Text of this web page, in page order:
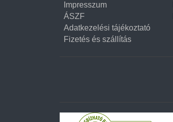
Impresszum
ÁSZF
Adatkezelési tájékoztató
Fizetés és szállítás